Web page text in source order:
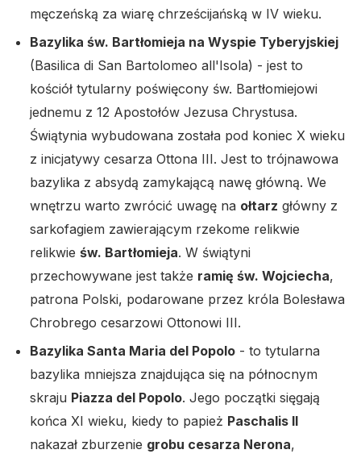
męczeńską za wiarę chrześcijańską w IV wieku.
Bazylika św. Bartłomieja na Wyspie Tyberyjskiej
(Basilica di San Bartolomeo all'Isola) - jest to
kościół tytularny poświęcony św. Bartłomiejowi
jednemu z 12 Apostołów Jezusa Chrystusa.
Świątynia wybudowana została pod koniec X wieku
z inicjatywy cesarza Ottona III. Jest to trójnawowa
bazylika z absydą zamykającą nawę główną. We
wnętrzu warto zwrócić uwagę na ołtarz główny z
sarkofagiem zawierającym rzekome relikwie
relikwie św. Bartłomieja. W świątyni
przechowywane jest także ramię św. Wojciecha,
patrona Polski, podarowane przez króla Bolesława
Chrobrego cesarzowi Ottonowi III.
Bazylika Santa Maria del Popolo - to tytularna
bazylika mniejsza znajdująca się na północnym
skraju Piazza del Popolo. Jego początki sięgają
końca XI wieku, kiedy to papież Paschalis II
nakazał zburzenie grobu cesarza Nerona,